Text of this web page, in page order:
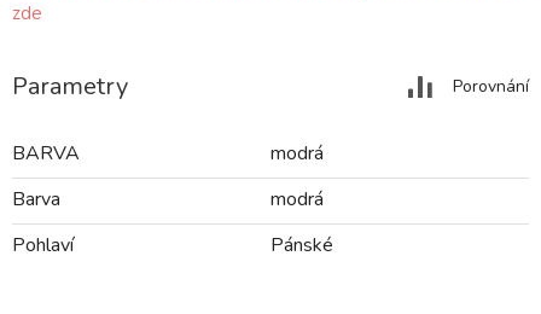
zde
Parametry Porovnání
BARVA
modrá
Barva
modrá
Pohlaví
Pánské